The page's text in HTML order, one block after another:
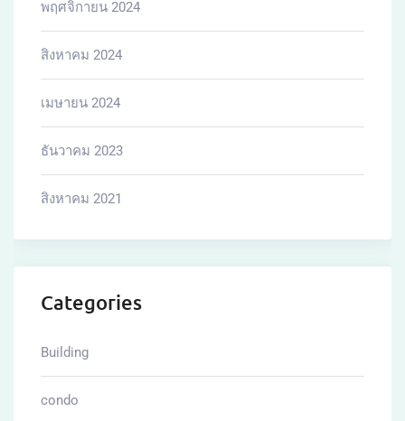
พฤศจิกายน 2024
สิงหาคม 2024
เมษายน 2024
ธันวาคม 2023
สิงหาคม 2021
Categories
Building
condo